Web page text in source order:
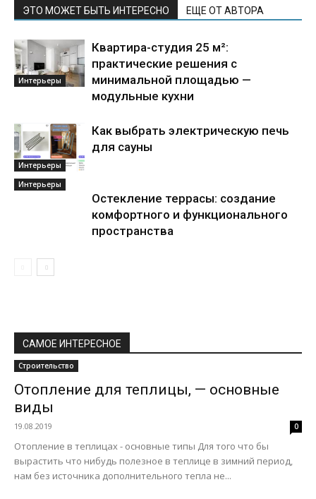
ЭТО МОЖЕТ БЫТЬ ИНТЕРЕСНО ЕЩЕ ОТ АВТОРА
Интерьеры
Квартира-студия 25 м²:
практические решения с
минимальной площадью —
модульные кухни
Интерьеры
Как выбрать электрическую печь
для сауны
Интерьеры
Остекление террасы: создание
комфортного и функционального
пространства
САМОЕ ИНТЕРЕСНОЕ
Строительство
Отопление для теплицы, — основные
виды
19.08.2019 0
Отопление в теплицах - основные типы Для того что бы
вырастить что нибудь полезное в теплице в зимний период,
нам без источника дополнительного тепла не...